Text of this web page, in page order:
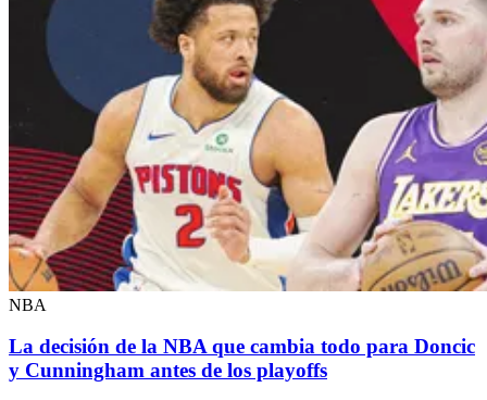
NBA
La decisión de la NBA que cambia todo para Doncic
y Cunningham antes de los playoffs